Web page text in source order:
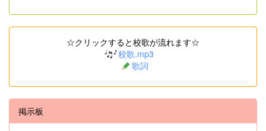
☆クリックすると校歌が流れます☆
校歌.mp3
歌詞
掲示板